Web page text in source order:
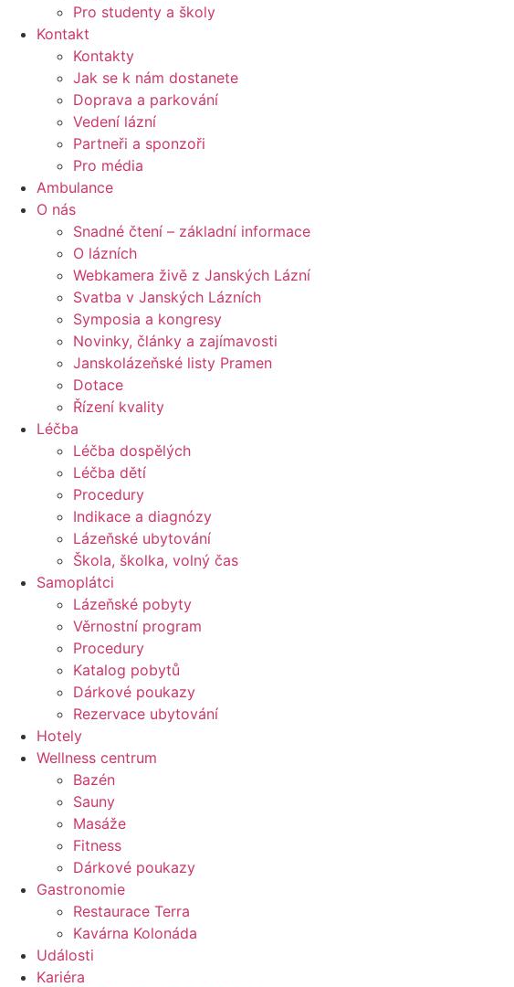
Pro studenty a školy
Kontakt
Kontakty
Jak se k nám dostanete
Doprava a parkování
Vedení lázní
Partneři a sponzoři
Pro média
Ambulance
O nás
Snadné čtení – základní informace
O lázních
Webkamera živě z Janských Lázní
Svatba v Janských Lázních
Symposia a kongresy
Novinky, články a zajímavosti
Janskolázeňské listy Pramen
Dotace
Řízení kvality
Léčba
Léčba dospělých
Léčba dětí
Procedury
Indikace a diagnózy
Lázeňské ubytování
Škola, školka, volný čas
Samoplátci
Lázeňské pobyty
Věrnostní program
Procedury
Katalog pobytů
Dárkové poukazy​
Rezervace ubytování
Hotely
Wellness centrum
Bazén
Sauny
Masáže
Fitness
Dárkové poukazy​
Gastronomie
Restaurace Terra
Kavárna Kolonáda
Události
Kariéra